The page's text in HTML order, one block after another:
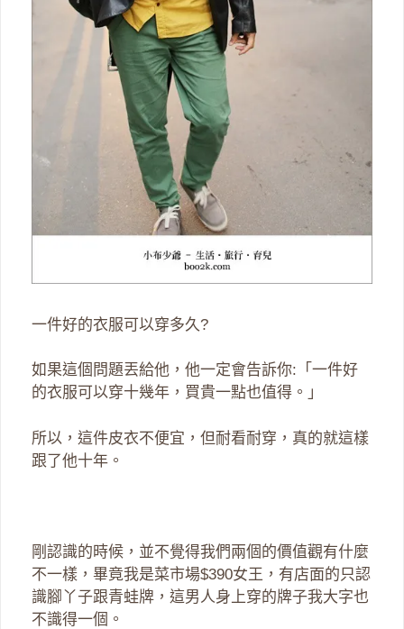
一件好的衣服可以穿多久?
如果這個問題丟給他，他一定會告訴你:「一件好
的衣服可以穿十幾年，買貴一點也值得。」
所以，這件皮衣不便宜，但耐看耐穿，真的就這樣
跟了他十年。
剛認識的時候，並不覺得我們兩個的價值觀有什麼
不一樣，畢竟我是菜市場$390女王，有店面的只認
識腳丫子跟青蛙牌，這男人身上穿的牌子我大字也
不識得一個。